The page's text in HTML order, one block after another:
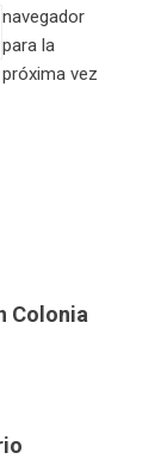
navegador
para la
próxima vez
Colonia